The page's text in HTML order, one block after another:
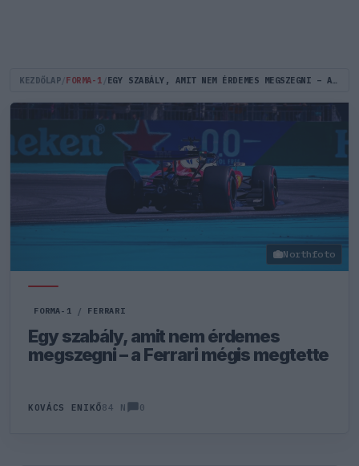
KEZDŐLAP FORMA-1 EGY SZABÁLY, AMIT NEM ÉRDEMES MEGSZEGNI – A FERRARI MÉGIS MEGTETTE
Northfoto
FORMA-1 / FERRARI
Egy szabály, amit nem érdemes
megszegni – a Ferrari mégis megtette
KOVÁCS ENIKŐ84 N 0